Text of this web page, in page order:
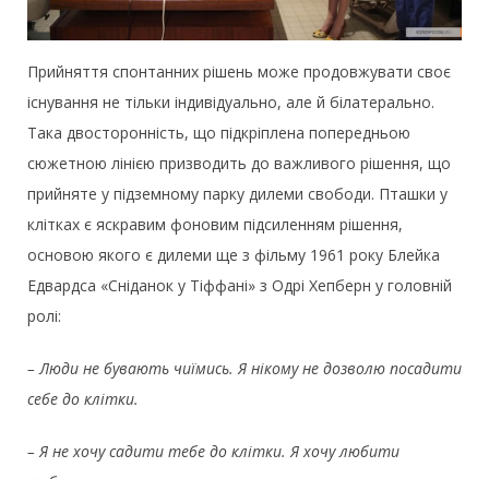
Прийняття спонтанних рішень може продовжувати своє
існування не тільки індивідуально, але й білатерально.
Така двосторонність, що підкріплена попередньою
сюжетною лінією призводить до важливого рішення, що
прийняте у підземному парку дилеми свободи. Пташки у
клітках є яскравим фоновим підсиленням рішення,
основою якого є дилеми ще з фільму 1961 року Блейка
Едвардса «Сніданок у Тіффані» з Одрі Хепберн у головній
ролі:
– Люди не бувають чиїмись. Я нікому не дозволю посадити
себе до клітки.
– Я не хочу садити тебе до клітки. Я хочу любити